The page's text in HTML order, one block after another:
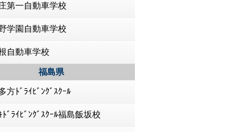
第一自動車学校
学園自動車学校
自動車学校
福島県
方ﾄﾞﾗｲﾋﾞﾝｸﾞｽｸｰﾙ
ﾄﾞﾗｲﾋﾞﾝｸﾞｽｸｰﾙ福島飯坂校